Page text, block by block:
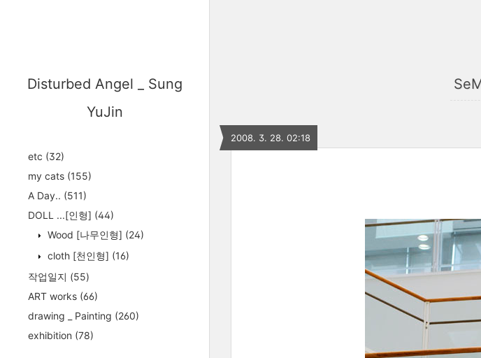
Disturbed Angel _ Sung
YuJin
etc (32)
my cats (155)
A Day.. (511)
DOLL ...[인형] (44)
Wood [나무인형] (24)
cloth [천인형] (16)
작업일지 (55)
ART works (66)
drawing _ Painting (260)
exhibition (78)
2008. 3. 28. 02:18